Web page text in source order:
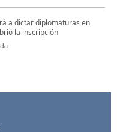
a dictar diplomaturas en
la inscripción